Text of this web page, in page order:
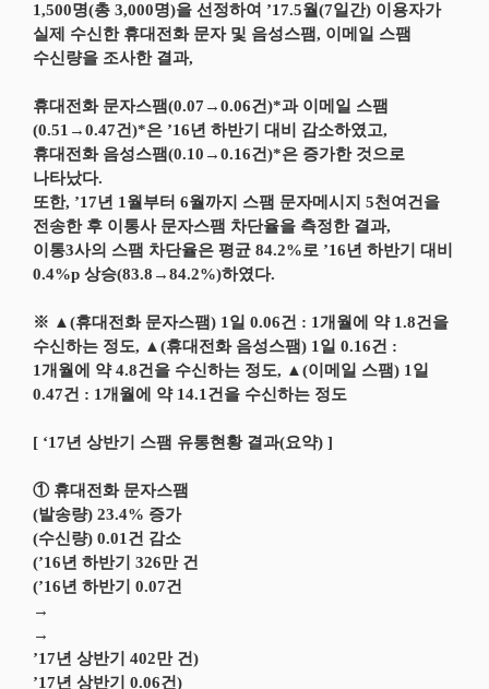
1,500명(총 3,000명)을 선정하여 ’17.5월(7일간) 이용자가
실제 수신한 휴대전화 문자 및 음성스팸, 이메일 스팸
수신량을 조사한 결과,
휴대전화 문자스팸(0.07→0.06건)*과 이메일 스팸
(0.51→0.47건)*은 ’16년 하반기 대비 감소하였고,
휴대전화 음성스팸(0.10→0.16건)*은 증가한 것으로
나타났다.
또한, ’17년 1월부터 6월까지 스팸 문자메시지 5천여건을
전송한 후 이통사 문자스팸 차단율을 측정한 결과,
이통3사의 스팸 차단율은 평균 84.2%로 ’16년 하반기 대비
0.4%p 상승(83.8→84.2%)하였다.
※ ▲(휴대전화 문자스팸) 1일 0.06건 : 1개월에 약 1.8건을
수신하는 정도, ▲(휴대전화 음성스팸) 1일 0.16건 :
1개월에 약 4.8건을 수신하는 정도, ▲(이메일 스팸) 1일
0.47건 : 1개월에 약 14.1건을 수신하는 정도
[ ‘17년 상반기 스팸 유통현황 결과(요약) ]
① 휴대전화 문자스팸
(발송량) 23.4% 증가
(수신량) 0.01건 감소
(’16년 하반기 326만 건
(’16년 하반기 0.07건
→
→
’17년 상반기 402만 건)
’17년 상반기 0.06건)